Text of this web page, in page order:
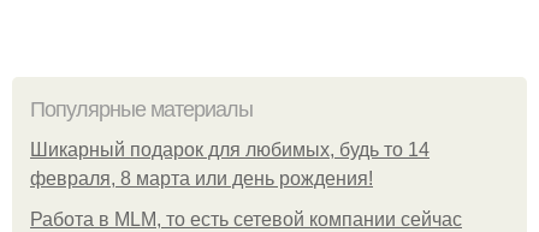
Популярные материалы
Шикарный подарок для любимых, будь то 14
февраля, 8 марта или день рождения!
Работа в MLM, то есть сетевой компании сейчас